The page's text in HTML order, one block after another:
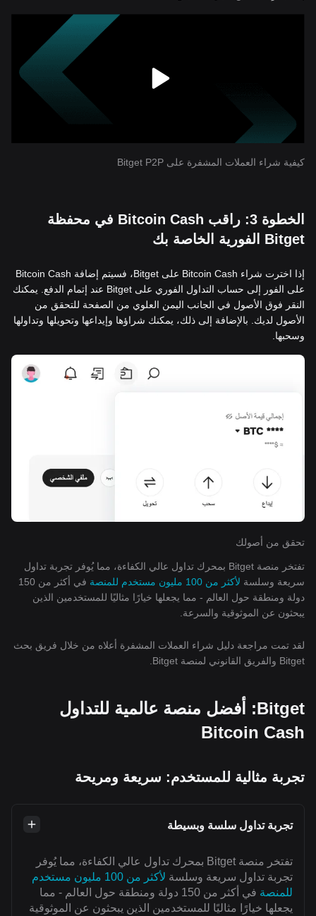
كيفية شراء العملات المشفرة على Bitget P2P
الخطوة 3: راقب Bitcoin Cash في محفظة
Bitget الفورية الخاصة بك
إذا اخترت شراء Bitcoin Cash على Bitget، فسيتم إضافة Bitcoin Cash
على الفور إلى حساب التداول الفوري على Bitget عند إتمام الدفع. يمكنك
النقر فوق الأصول في الجانب اليمن العلوي من الصفحة للتحقق من
الأصول لديك. بالإضافة إلى ذلك، يمكنك شراؤها وإيداعها وتحويلها وتداولها
وسحبها.
تحقق من أصولك
تفتخر منصة Bitget بمحرك تداول عالي الكفاءة، مما يُوفر تجربة تداول
سريعة وسلسة لأكثر من 100 مليون مستخدم للمنصة
في أكثر من 150
دولة ومنطقة حول العالم - مما يجعلها خيارًا مثاليًا للمستخدمين الذين
يبحثون عن الموثوقية والسرعة.
لقد تمت مراجعة دليل شراء العملات المشفرة أعلاه من خلال فريق بحث
Bitget والفريق القانوني لمنصة Bitget.
Bitget: أفضل منصة عالمية للتداول
Bitcoin Cash
تجربة مثالية للمستخدم: سريعة ومريحة
تجربة تداول سلسة وبسيطة
تفتخر منصة Bitget بمحرك تداول عالي الكفاءة، مما يُوفر
تجربة تداول سريعة وسلسة
لأكثر من 100 مليون مستخدم
للمنصة
في أكثر من 150 دولة ومنطقة حول العالم - مما
يجعلها خيارًا مثاليًا للمستخدمين الذين يبحثون عن الموثوقية